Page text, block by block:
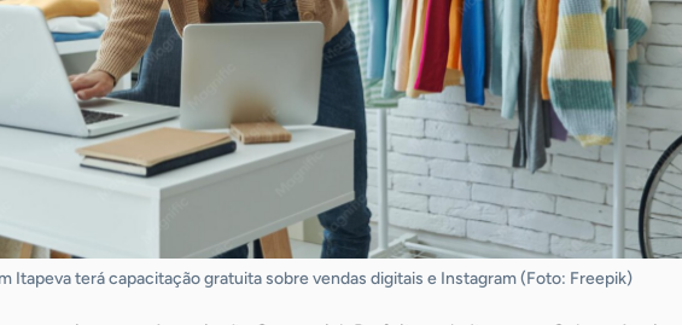
Itapeva terá capacitação gratuita sobre vendas digitais e Instagram (Foto: Freepik)